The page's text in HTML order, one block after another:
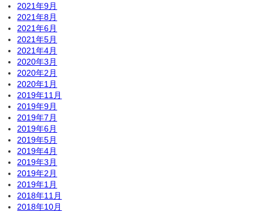
2021年9月
2021年8月
2021年6月
2021年5月
2021年4月
2020年3月
2020年2月
2020年1月
2019年11月
2019年9月
2019年7月
2019年6月
2019年5月
2019年4月
2019年3月
2019年2月
2019年1月
2018年11月
2018年10月